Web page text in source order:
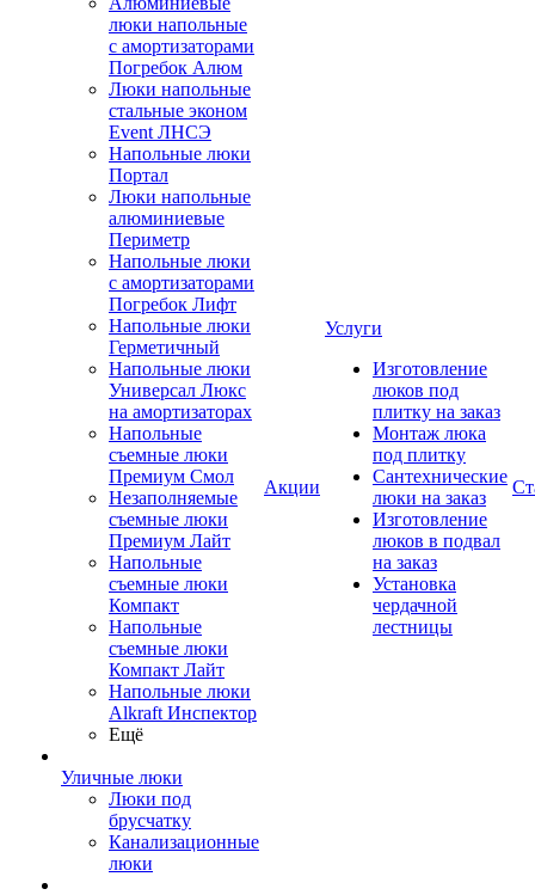
люки напольные
с амортизаторами
Погребок Алюм
Люки напольные
стальные эконом
Event ЛНСЭ
Напольные люки
Портал
Люки напольные
алюминиевые
Периметр
Напольные люки
с амортизаторами
Погребок Лифт
Напольные люки
Герметичный
Напольные люки
Универсал Люкс
на амортизаторах
Напольные
съемные люки
Премиум Смол
Незаполняемые
съемные люки
Премиум Лайт
Напольные
съемные люки
Компакт
Напольные
съемные люки
Компакт Лайт
Напольные люки
Alkraft Инспектор
Ещё
Уличные люки
Люки под
брусчатку
Канализационные
люки
Акции
Услуги
Изготовление
люков под
плитку на заказ
Монтаж люка
под плитку
Сантехнические
люки на заказ
Изготовление
люков в подвал
на заказ
Установка
чердачной
лестницы